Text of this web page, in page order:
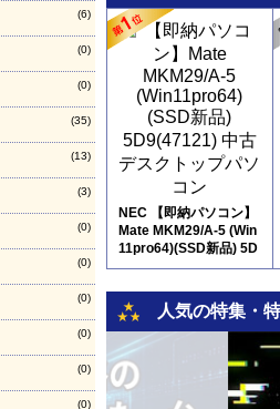
(6)
(0)
(0)
(35)
(13)
(3)
(0)
(0)
(0)
(0)
(0)
(0)
NEC 【即納パソコン】
Mate MKM29/A-5 (Win
11pro64)(SSD新品) 5D
9
人気の特集・